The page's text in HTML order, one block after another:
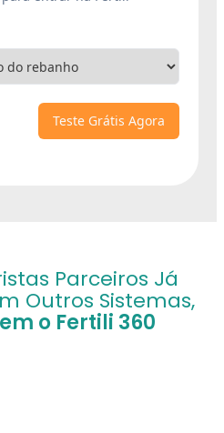
Parceiros Já
Outros Sistemas,
o Fertili 360